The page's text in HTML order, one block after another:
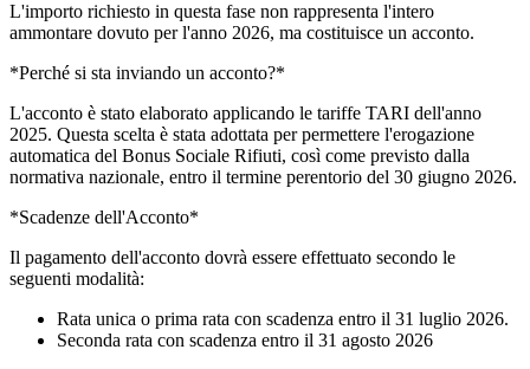
L'importo richiesto in questa fase non rappresenta l'intero
ammontare dovuto per l'anno 2026, ma costituisce un acconto.
*Perché si sta inviando un acconto?*
L'acconto è stato elaborato applicando le tariffe TARI dell'anno
2025. Questa scelta è stata adottata per permettere l'erogazione
automatica del Bonus Sociale Rifiuti, così come previsto dalla
normativa nazionale, entro il termine perentorio del 30 giugno 2026.
*Scadenze dell'Acconto*
Il pagamento dell'acconto dovrà essere effettuato secondo le
seguenti modalità:
Rata unica o prima rata con scadenza entro il 31 luglio 2026.
Seconda rata con scadenza entro il 31 agosto 2026